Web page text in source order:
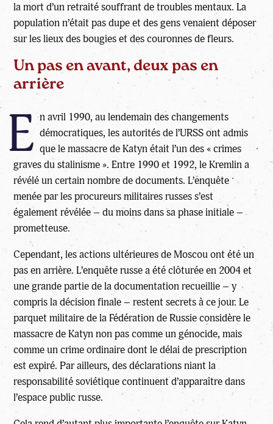
la mort d’un retraité souffrant de troubles mentaux. La
population n’était pas dupe et des gens venaient déposer
sur les lieux des bougies et des couronnes de fleurs.
Un pas en avant, deux pas en
arrière
E n avril 1990, au lendemain des changements
démocratiques, les autorités de l’URSS ont admis
que le massacre de Katyn était l’un des « crimes
graves du stalinisme ». Entre 1990 et 1992, le Kremlin a
révélé un certain nombre de documents. L’enquête
menée par les procureurs militaires russes s’est
également révélée – du moins dans sa phase initiale –
prometteuse.
Cependant, les actions ultérieures de Moscou ont été un
pas en arrière. L’enquête russe a été clôturée en 2004 et
une grande partie de la documentation recueillie – y
compris la décision finale – restent secrets à ce jour. Le
parquet militaire de la Fédération de Russie considère le
massacre de Katyn non pas comme un génocide, mais
comme un crime ordinaire dont le délai de prescription
est expiré. Par ailleurs, des déclarations niant la
responsabilité soviétique continuent d’apparaître dans
l’espace public russe.